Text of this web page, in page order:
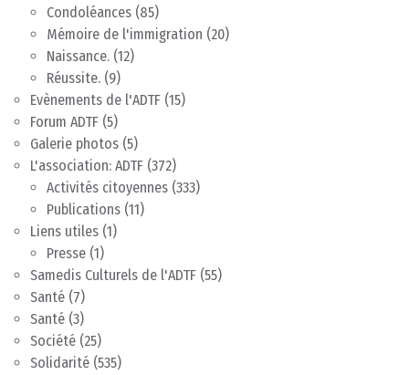
Condoléances (85)
Mémoire de l'immigration (20)
Naissance. (12)
Réussite. (9)
Evènements de l'ADTF (15)
Forum ADTF (5)
Galerie photos (5)
L'association: ADTF (372)
Activités citoyennes (333)
Publications (11)
Liens utiles (1)
Presse (1)
Samedis Culturels de l'ADTF (55)
Santé (7)
Santé (3)
Société (25)
Solidarité (535)